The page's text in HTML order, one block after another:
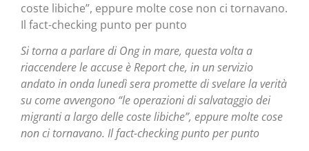
coste libiche”, eppure molte cose non ci tornavano.
Il fact-checking punto per punto
Si torna a parlare di Ong in mare, questa volta a
riaccendere le accuse è Report che, in un servizio
andato in onda lunedì sera promette di svelare la verità
su come avvengono “le operazioni di salvataggio dei
migranti a largo delle coste libiche”, eppure molte cose
non ci tornavano. Il fact-checking punto per punto